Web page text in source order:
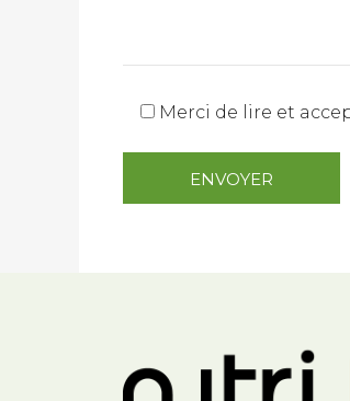
Merci de lire et